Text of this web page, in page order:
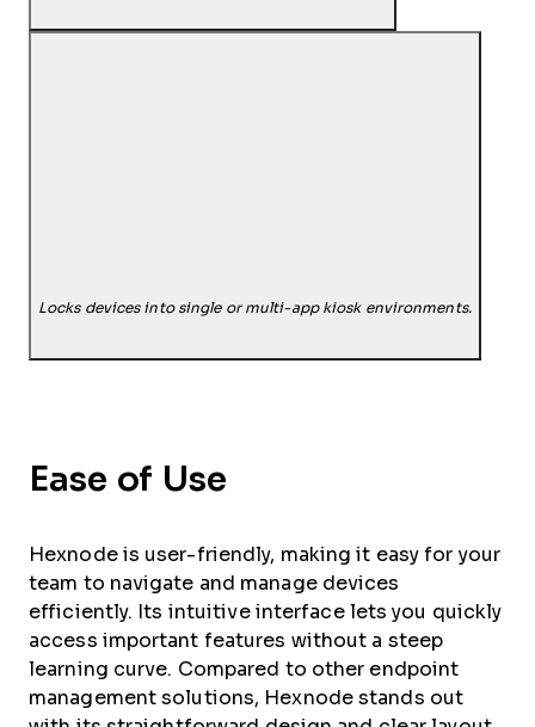
Locks devices into single or multi-app kiosk environments.
Ease of Use
Hexnode is user-friendly, making it easy for your
team to navigate and manage devices
efficiently. Its intuitive interface lets you quickly
access important features without a steep
learning curve. Compared to other endpoint
management solutions, Hexnode stands out